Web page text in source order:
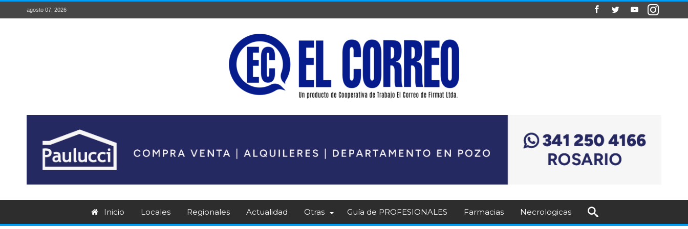
agosto 07, 2026
Inicio Locales Regionales Actualidad Otras Guía de PROFESIONALES Farmacias Necrologicas